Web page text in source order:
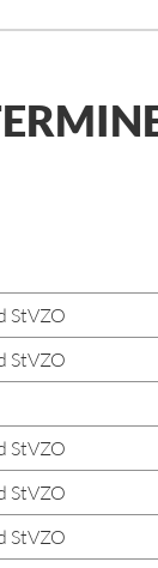
StVZO
StVZO
StVZO
StVZO
StVZO